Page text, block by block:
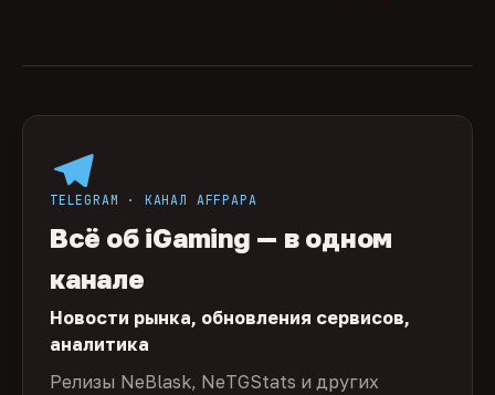
TELEGRAM · КАНАЛ AFFPAPA
Всё об iGaming — в одном
канале
Новости рынка, обновления сервисов,
аналитика
Релизы NeBlask, NeTGStats и других